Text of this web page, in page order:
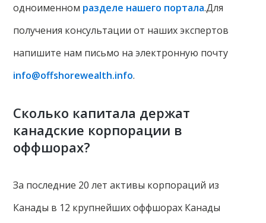
одноименном разделе нашего портала.Для
получения консультации от наших экспертов
напишите нам письмо на электронную почту
info@offshorewealth.info.
Сколько капитала держат
канадские корпорации в
оффшорах?
За последние 20 лет активы корпораций из
Канады в 12 крупнейших оффшорах Канады